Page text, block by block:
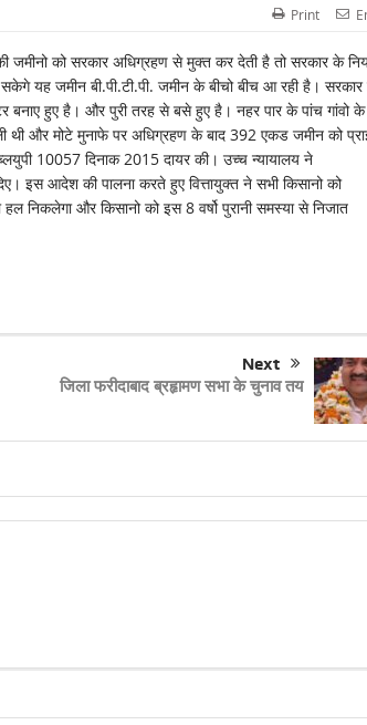
Print
जमीनो को सरकार अधिग्रहण से मुक्त कर देती है तो सरकार के
यह जमीन बी.पी.टी.पी. जमीन के बीचो बीच आ रही है।
बनाए हुए है। और पुरी तरह से बसे हुए है। नहर पार के पांच गांवो के
और मोटे मुनाफे पर अधिग्रहण के बाद 392 एकड जमीन को
10057 दिनाक 2015 दायर की। उच्च न्यायालय ने
इस आदेश की पालना करते हुए वित्तायुक्त ने सभी किसानो को
निकलेगा और किसानो को इस 8 वर्षो पुरानी समस्या से निजात
Next
जिला फरीदाबाद ब्रहृामण सभा के चुनाव तय